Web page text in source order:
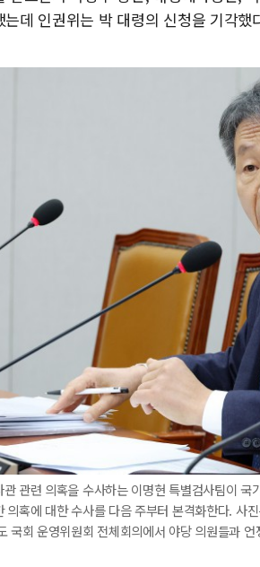
데 인권위는 박 대령의 신청을 기각했
관련 의혹을 수사하는 이명현 특별검사팀이
의혹에 대한 수사를 다음 주부터 본격화한다. 사
국회 운영위원회 전체회의에서 야당 의원들과